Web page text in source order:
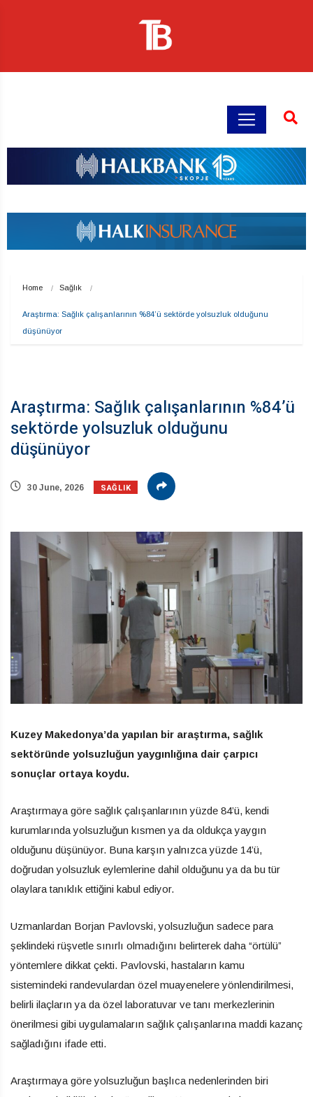
Home Sağlık
Araştırma: Sağlık çalışanlarının %84’ü sektörde yolsuzluk olduğunu
düşünüyor
Araştırma: Sağlık çalışanlarının %84’ü
sektörde yolsuzluk olduğunu
düşünüyor
30 June, 2026 SAĞLIK
Kuzey Makedonya’da yapılan bir araştırma, sağlık
sektöründe yolsuzluğun yaygınlığına dair çarpıcı
sonuçlar ortaya koydu.
Araştırmaya göre sağlık çalışanlarının yüzde 84’ü, kendi
kurumlarında yolsuzluğun kısmen ya da oldukça yaygın
olduğunu düşünüyor. Buna karşın yalnızca yüzde 14’ü,
doğrudan yolsuzluk eylemlerine dahil olduğunu ya da bu tür
olaylara tanıklık ettiğini kabul ediyor.
Uzmanlardan Borjan Pavlovski, yolsuzluğun sadece para
şeklindeki rüşvetle sınırlı olmadığını belirterek daha “örtülü”
yöntemlere dikkat çekti. Pavlovski, hastaların kamu
sistemindeki randevulardan özel muayenelere yönlendirilmesi,
belirli ilaçların ya da özel laboratuvar ve tanı merkezlerinin
önerilmesi gibi uygulamaların sağlık çalışanlarına maddi kazanç
sağladığını ifade etti.
Araştırmaya göre yolsuzluğun başlıca nedenlerinden biri